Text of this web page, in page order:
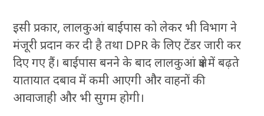
इसी प्रकार, लालकुआं बाईपास को लेकर भी विभाग ने
मंजूरी प्रदान कर दी है तथा DPR के लिए टेंडर जारी कर
दिए गए हैं। बाईपास बनने के बाद लालकुआं क्षेत्र में बढ़ते
यातायात दबाव में कमी आएगी और वाहनों की
आवाजाही और भी सुगम होगी।